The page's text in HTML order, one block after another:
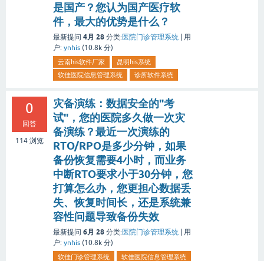
是国产？您认为国产医疗软
件，最大的优势是什么？
最新提问 4月 28 分类:医院门诊管理系统 | 用
户: ynhis (10.8k 分)
云南his软件厂家
昆明his系统
软佳医院信息管理系统
诊所软件系统
0
回答
114 浏览
灾备演练：数据安全的"考
试"，您的医院多久做一次灾
备演练？最近一次演练的
RTO/RPO是多少分钟，如果
备份恢复需要4小时，而业务
中断RTO要求小于30分钟，您
打算怎么办，您更担心数据丢
失、恢复时间长，还是系统兼
容性问题导致备份失效
最新提问 6月 28 分类:医院门诊管理系统 | 用
户: ynhis (10.8k 分)
软佳门诊管理系统
软佳医院信息管理系统